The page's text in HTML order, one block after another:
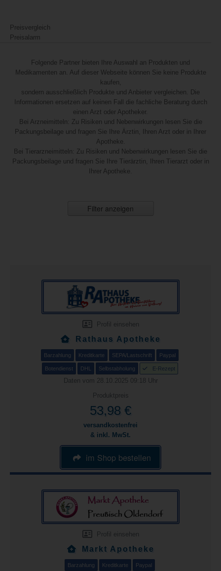
Preisvergleich
Preisalarm
Folgende Partner bieten Ihre Auswahl an Produkten und
Medikamenten an. Auf dieser Webseite können Sie keine Produkte
kaufen,
sondern ausschließlich Produkte und Anbieter vergleichen. Die
Informationen ersetzen auf keinen Fall die fachliche Beratung durch
einen Arzt oder Apotheker.
Bei Arzneimitteln: Zu Risiken und Nebenwirkungen lesen Sie die
Packungsbeilage und fragen Sie Ihre Ärztin, Ihren Arzt oder in Ihrer
Apotheke.
Bei Tierarzneimitteln: Zu Risiken und Nebenwirkungen lesen Sie die
Packungsbeilage und fragen Sie Ihre Tierärztin, Ihren Tierarzt oder in
Ihrer Apotheke.
Filter anzeigen
Profil einsehen
Rathaus Apotheke
Barzahlung Kreditkarte SEPA/Lastschrift Paypal
Botendienst DHL Selbstabholung E-Rezept
Daten vom 28.10.2025 09:18 Uhr
Produktpreis
53,98 €
versandkostenfrei
& inkl. MwSt.
im Shop bestellen
Profil einsehen
Markt Apotheke
Barzahlung Kreditkarte Paypal